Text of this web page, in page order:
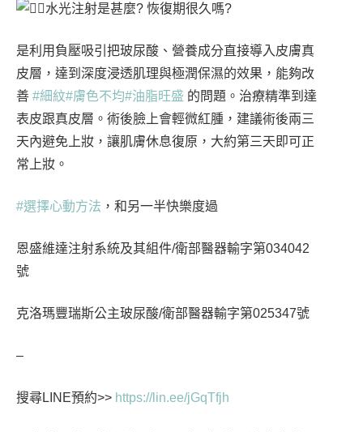
水光注射是甚麼? 恢復期很久嗎?
是利用負壓吸引把玻尿酸、營養成分直接導入皮膚真
皮層，達到深度浸透肌理與極潤保濕的效果，能夠改
善 #細紋#膚色不均#油脂旺盛 的問題。治療精準到達
表皮跟真皮層。術後臉上會輕微紅腫，建議術後兩三
天內避免上妝，讓肌膚休息復原，大約第三天即可正
常上妝。
#選擇心動方法 ，和另一半快樂度過
恩盛維達注射系統及其組件/衛部醫器輸字第034042
號
克洛瑪豐瑞斯公主玻尿酸/衛部醫器輸字第025347號
–
搜尋LINE預約>> https://lin.ee/jGqTfjh